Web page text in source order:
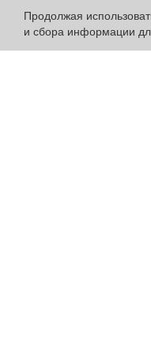
Продолжая
и сбора информации
Разделы сайта: